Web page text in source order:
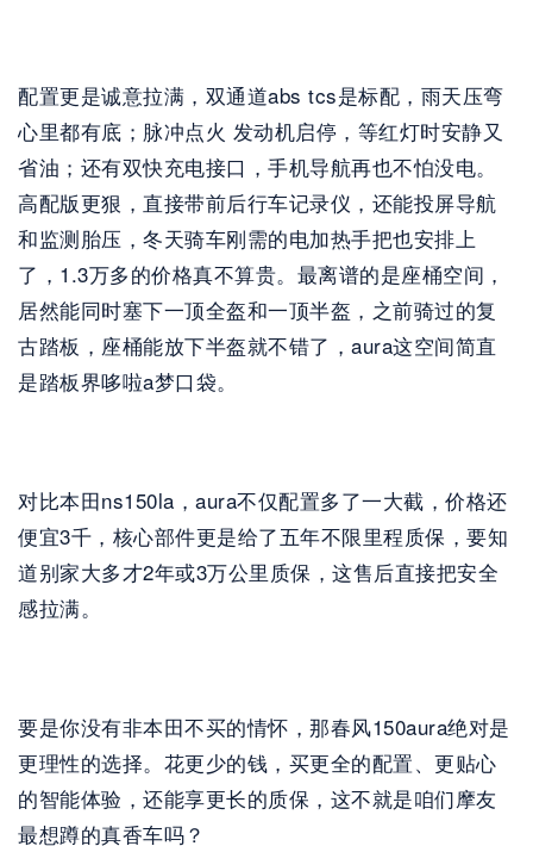
配置更是诚意拉满，双通道abs tcs是标配，雨天压弯
心里都有底；脉冲点火 发动机启停，等红灯时安静又
省油；还有双快充电接口，手机导航再也不怕没电。
高配版更狠，直接带前后行车记录仪，还能投屏导航
和监测胎压，冬天骑车刚需的电加热手把也安排上
了，1.3万多的价格真不算贵。最离谱的是座桶空间，
居然能同时塞下一顶全盔和一顶半盔，之前骑过的复
古踏板，座桶能放下半盔就不错了，aura这空间简直
是踏板界哆啦a梦口袋。
对比本田ns150la，aura不仅配置多了一大截，价格还
便宜3千，核心部件更是给了五年不限里程质保，要知
道别家大多才2年或3万公里质保，这售后直接把安全
感拉满。
要是你没有非本田不买的情怀，那春风150aura绝对是
更理性的选择。花更少的钱，买更全的配置、更贴心
的智能体验，还能享更长的质保，这不就是咱们摩友
最想蹲的真香车吗？